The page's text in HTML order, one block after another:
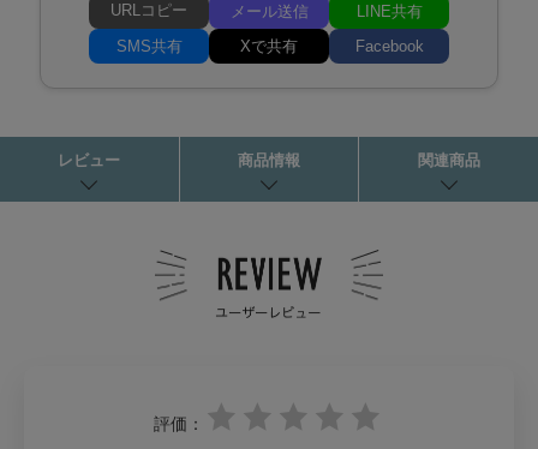
URLコピー メール送信
LINE共有
SMS共有
Xで共有 Facebook
レビュー 商品情報 関連商品
評価：